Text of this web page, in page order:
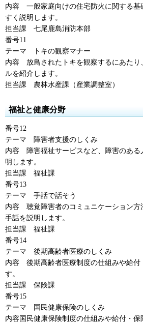
内容
一般家庭向けの住宅防火に関する
すく説明します。
担当課
七尾鹿島消防本部
番号11
テーマ
トキの観察マナー
内容
放鳥されたトキを観察するにあた
ルを紹介します。
担当課
農林水産課（産業調整室）
福祉と健康分野
番号12
テーマ
障害者支援のしくみ
内容
障害福祉サービスなど、障害のある
明します。
担当課
福祉課
番号13
テーマ
手話で話そう
内容
聴覚障害者のコミュニケーション
手話を説明します。
担当課
福祉課
番号14
テーマ
後期高齢者医療のしくみ
内容
後期高齢者医療制度の仕組みや給付
す。
担当課
保険課
番号15
テーマ
国民健康保険のしくみ
内容国民健康保険制度の仕組みや給付・保